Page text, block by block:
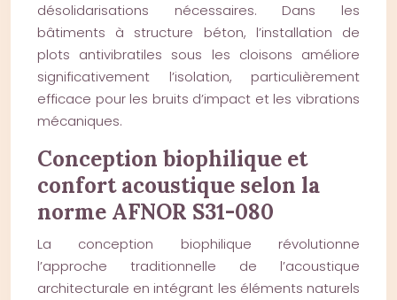
désolidarisations nécessaires. Dans les
bâtiments à structure béton, l’installation de
plots antivibratiles sous les cloisons améliore
significativement l’isolation, particulièrement
efficace pour les bruits d’impact et les vibrations
mécaniques.
Conception biophilique et
confort acoustique selon la
norme AFNOR S31-080
La conception biophilique révolutionne
l’approche traditionnelle de l’acoustique
architecturale en intégrant les éléments naturels